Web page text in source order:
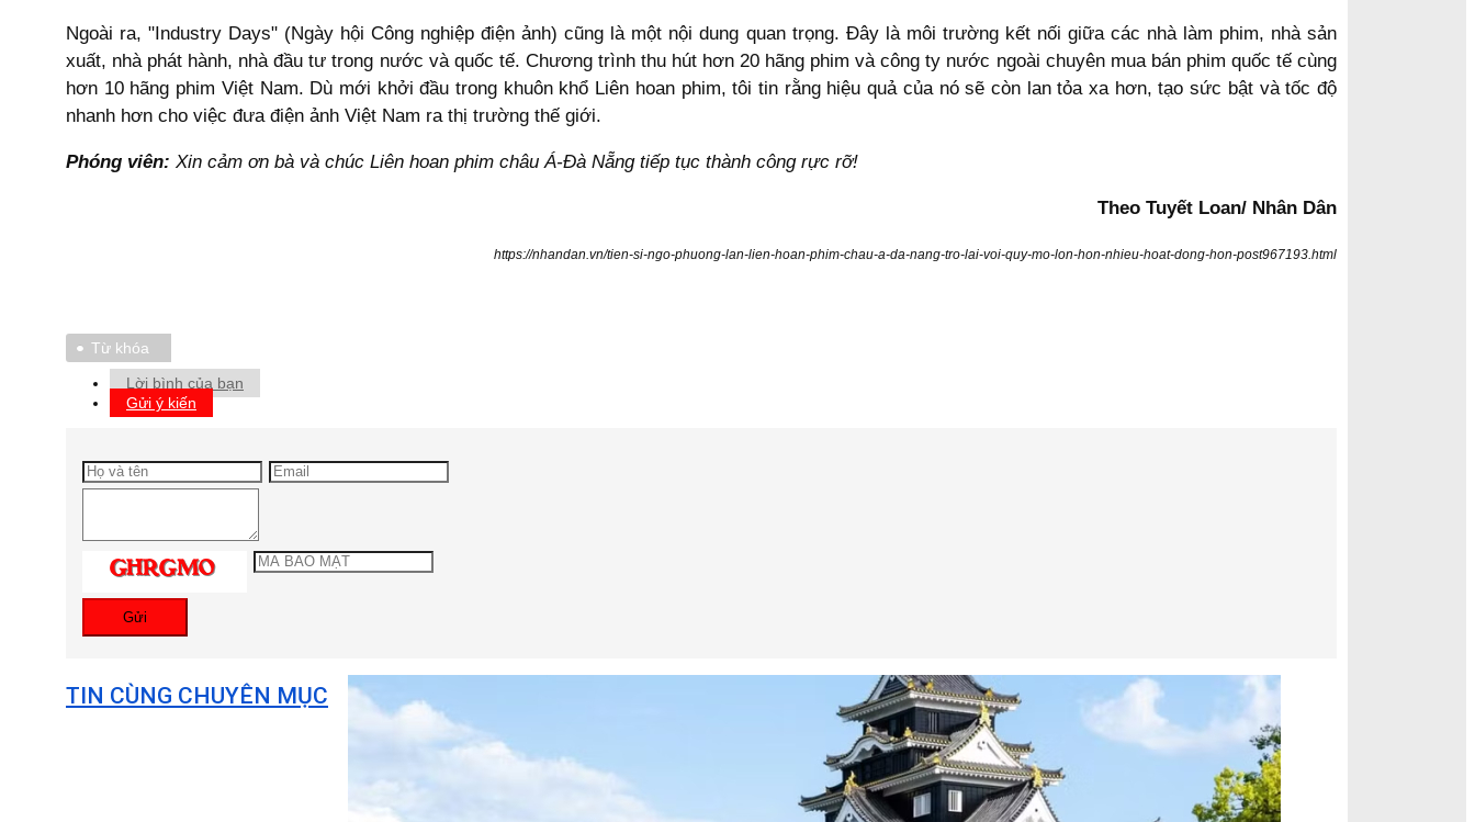
Ngoài ra, "Industry Days" (Ngày hội Công nghiệp điện ảnh) cũng là một nội dung quan trọng. Đây là môi trường kết nối giữa các nhà làm phim, nhà sản
xuất, nhà phát hành, nhà đầu tư trong nước và quốc tế. Chương trình thu hút hơn 20 hãng phim và công ty nước ngoài chuyên mua bán phim quốc tế cùng
hơn 10 hãng phim Việt Nam. Dù mới khởi đầu trong khuôn khổ Liên hoan phim, tôi tin rằng hiệu quả của nó sẽ còn lan tỏa xa hơn, tạo sức bật và tốc độ
nhanh hơn cho việc đưa điện ảnh Việt Nam ra thị trường thế giới.
Phóng viên: Xin cảm ơn bà và chúc Liên hoan phim châu Á-Đà Nẵng tiếp tục thành công rực rỡ!
Theo Tuyết Loan/ Nhân Dân
https://nhandan.vn/tien-si-ngo-phuong-lan-lien-hoan-phim-chau-a-da-nang-tro-lai-voi-quy-mo-lon-hon-nhieu-hoat-dong-hon-post967193.html
Từ khóa
Lời bình của bạn
Gửi ý kiến
Gửi
TIN CÙNG CHUYÊN MỤC